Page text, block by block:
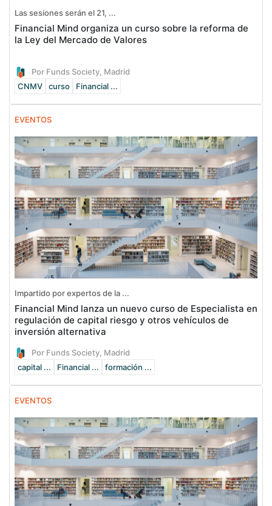
Las sesiones serán el 21, ...
Financial Mind organiza un curso sobre la reforma de
la Ley del Mercado de Valores
Por Funds Society, Madrid
CNMV
curso Financial ...
EVENTOS
Impartido por expertos de la ...
Financial Mind lanza un nuevo curso de Especialista en
regulación de capital riesgo y otros vehículos de
inversión alternativa
Por Funds Society, Madrid
capital ...
Financial ... formación ...
EVENTOS